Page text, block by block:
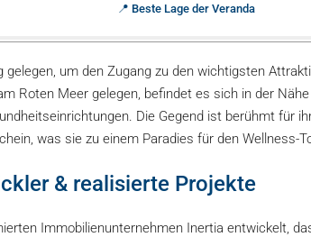
📍 Beste Lage der Veranda
um den Zugang zu den wichtigsten
Roten Meer gelegen, befindet es sich in der
Die Gegend ist berühmt für
was sie zu einem Paradies für den Wellness-
& realisierte Projekte
Immobilienunternehmen Inertia entwickelt,